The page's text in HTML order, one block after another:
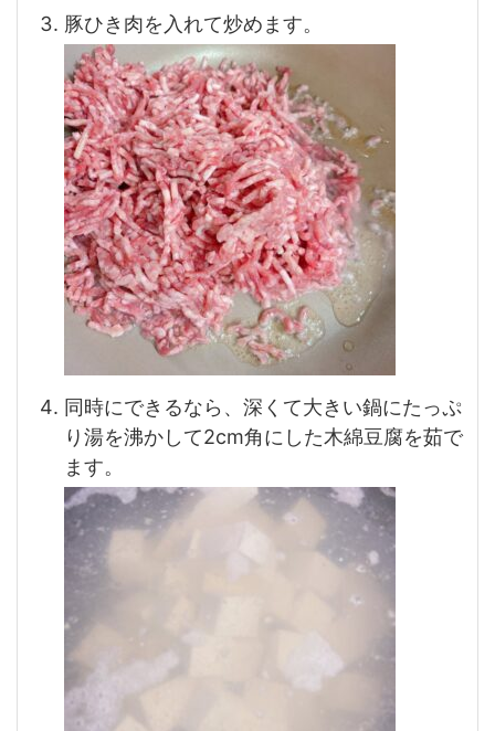
豚ひき肉を入れて炒めます。
同時にできるなら、深くて大きい鍋にたっぷ
り湯を沸かして2cm角にした木綿豆腐を茹で
ます。